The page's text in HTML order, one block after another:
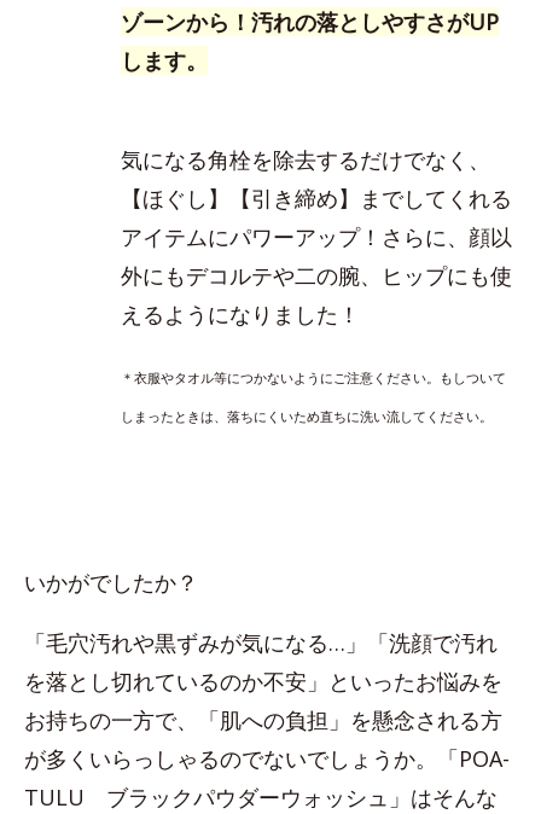
ゾーンから！汚れの落としやすさがUP
します。
気になる角栓を除去するだけでなく、
【ほぐし】【引き締め】までしてくれる
アイテムにパワーアップ！さらに、顔以
外にもデコルテや二の腕、ヒップにも使
えるようになりました！
＊衣服やタオル等につかないようにご注意ください。もしついて
しまったときは、落ちにくいため直ちに洗い流してください。
いかがでしたか？
「毛穴汚れや黒ずみが気になる…」「洗顔で汚れ
を落とし切れているのか不安」といったお悩みを
お持ちの一方で、「肌への負担」を懸念される方
が多くいらっしゃるのでないでしょうか。「POA-
TULU ブラックパウダーウォッシュ」はそんな